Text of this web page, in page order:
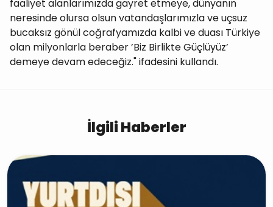
faaliyet alanlarımızda gayret etmeye, dünyanın
neresinde olursa olsun vatandaşlarımızla ve uçsuz
bucaksız gönül coğrafyamızda kalbi ve duası Türkiye
olan milyonlarla beraber ’Biz Birlikte Güçlüyüz’
demeye devam edeceğiz." ifadesini kullandı.
İlgili Haberler